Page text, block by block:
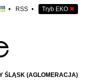
• RSS • Tryb EKO ✖
ŚLĄSK (AGLOMERACJA)